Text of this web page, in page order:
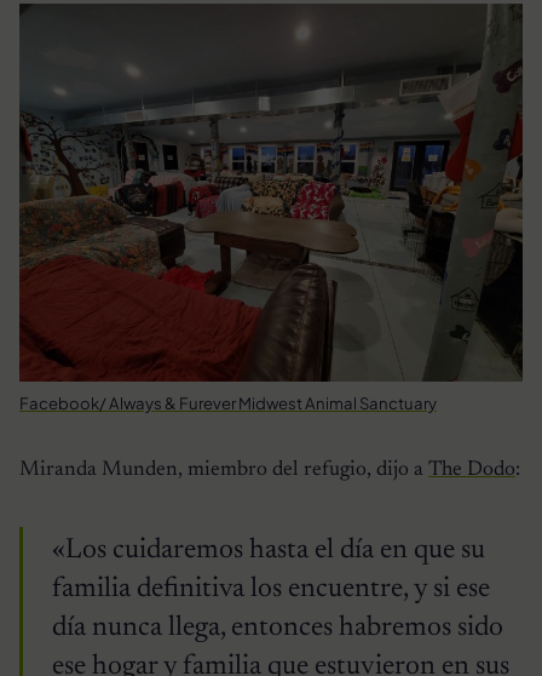
Facebook/ Always & Furever Midwest Animal Sanctuary
Miranda Munden, miembro del refugio, dijo a The Dodo:
«Los cuidaremos hasta el día en que su
familia definitiva los encuentre, y si ese
día nunca llega, entonces habremos sido
ese hogar y familia que estuvieron en sus